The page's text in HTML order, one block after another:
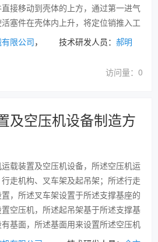
接移动到壳体的上方，通过第一进气
塞件在壳体内上升，将定位销推入工
有限公司， 技术研发人员： 郝明
访问量：0
及空压机设备制造方
载装置及空压机设备，所述空压机运
走机构、叉车架及起吊架；所述行走
，所述叉车架设置于所述支撑基座的
空压机，所述起吊架基于所述支撑基
基面，所述基面用来设置所述空压机